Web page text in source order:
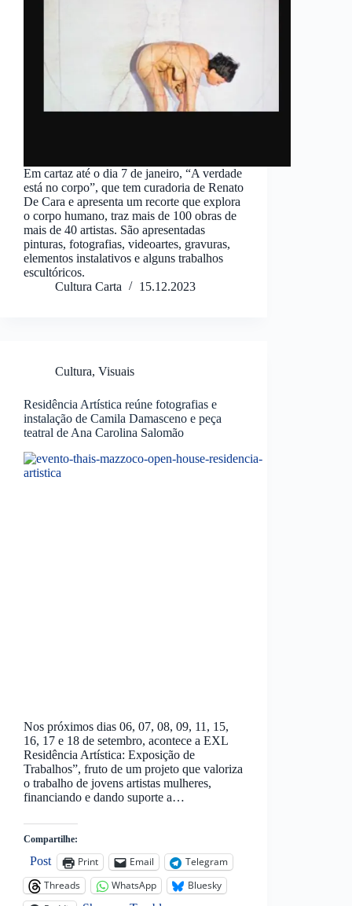
Em cartaz até o dia 7 de janeiro, “A verdade
está no corpo”, que tem curadoria de Renato
De Cara e apresenta um recorte que explora
o corpo humano, traz mais de 100 obras de
mais de 40 artistas. São apresentadas
pinturas, fotografias, videoartes, gravuras,
elementos instalativos e alguns trabalhos
escultóricos.
Cultura Carta
15.12.2023
Cultura, Visuais
Residência Artística reúne fotografias e
instalação de Camila Damasceno e peça
teatral de Ana Carolina Salomão
Nos próximos dias 06, 07, 08, 09, 11, 15,
16, 17 e 18 de setembro, acontece a EXL
Residência Artística: Exposição de
Trabalhos”, fruto de um projeto que valoriza
o trabalho de jovens artistas mulheres,
financiando e dando suporte a…
Compartilhe:
Post Print Email
Telegram
Threads
WhatsApp
Bluesky